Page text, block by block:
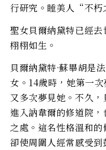
行研究。睡美人“不
聖女貝爾納黛特已經
栩栩如生。
貝爾納黛特·蘇畢胡是
女。14歲時，她第一
又多次夢見她。不久，
進入訥韋爾的修道院
之處。這名性格溫和
卻使周圍人經常感受